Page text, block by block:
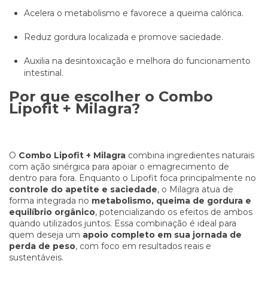
Acelera o metabolismo e favorece a queima calórica.
Reduz gordura localizada e promove saciedade.
Auxilia na desintoxicação e melhora do funcionamento
intestinal.
Por que escolher o Combo
Lipofit + Milagra?
O Combo Lipofit + Milagra combina ingredientes naturais
com ação sinérgica para apoiar o emagrecimento de
dentro para fora. Enquanto o Lipofit foca principalmente no
controle do apetite e saciedade, o Milagra atua de
forma integrada no metabolismo, queima de gordura e
equilíbrio orgânico, potencializando os efeitos de ambos
quando utilizados juntos. Essa combinação é ideal para
quem deseja um apoio completo em sua jornada de
perda de peso, com foco em resultados reais e
sustentáveis.